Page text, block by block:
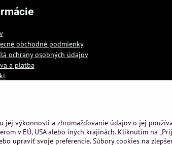
obchodné podmienky
ochrany osobných údajov
a platba
jej výkonnosti a zhromažďovanie údajov o jej
v EÚ, USA alebo iných krajinách. Kliknutím na
upraviť svoje preferencie. Súbory cookies na